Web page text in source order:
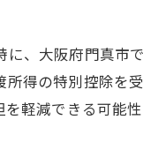
、大阪府門真市
得の特別控除を
軽減できる可能